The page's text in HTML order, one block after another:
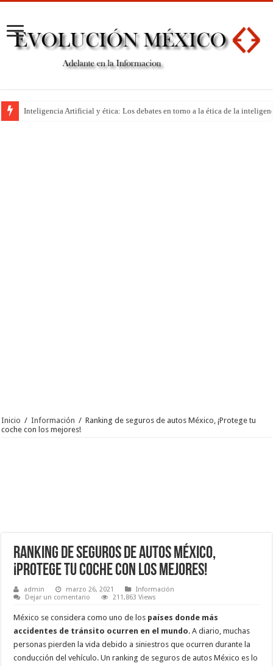
Inteligencia Artificial y ética: Los debates en torno a la ética de la
Inicio / Información / Ranking de seguros de autos México, ¡Protege tu
coche con los mejores!
Ranking de seguros de autos México,
¡Protege tu coche con los mejores!
admin marzo 26, 2021
Información
Dejar un comentario
211,863 Views
México se considera como uno de los países donde más
accidentes de tránsito ocurren en el mundo. A diario, muchas
personas pierden la vida debido a siniestros que ocurren durante la
conducción del vehículo. Un ranking de seguros de autos México es lo